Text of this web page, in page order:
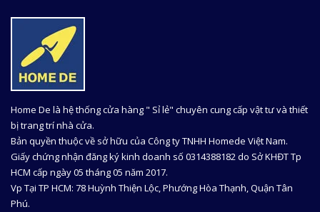
Home De là hệ thống cửa hàng " Sỉ lẻ" chuyên cung cấp vật tư và thiết
bị trang trí nhà cửa.
Bản quyền thuộc về sở hữu của Công ty TNHH Homede Việt Nam.
Giấy chứng nhận đăng ký kinh doanh số 0314388182 do Sở KHĐT Tp
HCM cấp ngày 05 tháng 05 năm 2017.
Vp Tại TP HCM: 78 Huỳnh Thiện Lộc, Phướng Hòa Thạnh, Quận Tân
Phú.